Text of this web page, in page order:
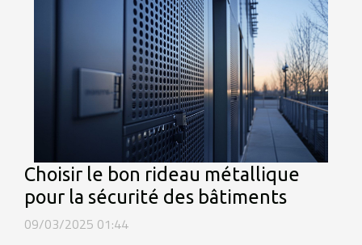
Choisir le bon rideau métallique
pour la sécurité des bâtiments
09/03/2025 01:44